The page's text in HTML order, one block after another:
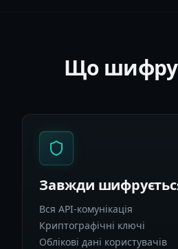
Що
Завжди
Вся API-комунікація
Криптографічні ключі
Облікові дані користувачів